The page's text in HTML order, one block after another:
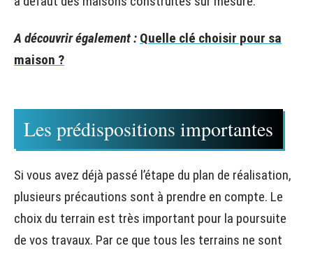
A découvrir également : Quelle clé choisir pour sa
maison ?
Les prédispositions importantes
Si vous avez déjà passé l’étape du plan de réalisation,
plusieurs précautions sont à prendre en compte. Le
choix du terrain est très important pour la poursuite
de vos travaux. Par ce que tous les terrains ne sont